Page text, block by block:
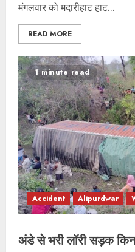
मंगलवार को मदारीहाट हाट...
READ MORE
1 minute read
Accident Alipurdwar
अंडे से भरी लॉरी सड़क